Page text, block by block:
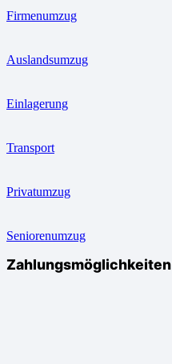
Firmenumzug
Auslandsumzug
Einlagerung
Transport
Privatumzug
Seniorenumzug
Zahlungsmöglichkeiten